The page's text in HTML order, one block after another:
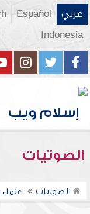
عربي Español
Indonesia
الصوتيات
الصوتيات